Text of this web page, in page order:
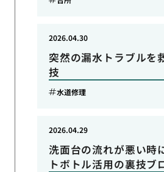
突然の漏水トラブルを
技
2026.04.30
水道修理
洗面台の流れが悪い時
トボトル活用の裏技ブ
2026.04.29